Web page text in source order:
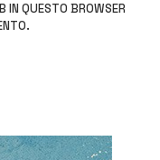
IN QUESTO BROWSER